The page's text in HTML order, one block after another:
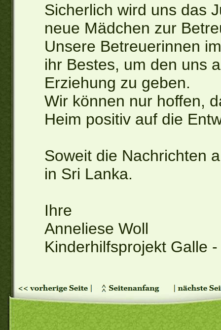
Sicherlich wird uns das
neue Mädchen zur
Unsere Betreuerinnen
ihr Bestes, um den uns
Erziehung zu geben.
Wir können nur hoffen,
Heim positiv auf die
Soweit die Nachrichten
in Sri Lanka.
Ihre
Anneliese Woll
Kinderhilfsprojekt Galle